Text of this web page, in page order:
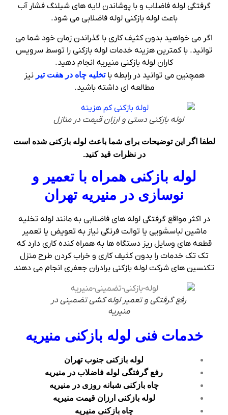
گرفتگی لوله فاضلاب و با پوشاندن لایه های شیلنگ فشار آب
باعث لوله بازکنی لوله فاضلابی می شود.
اگر می خواهید بدون کثیف کاری با گذراندن زمان خود شما می
توانید. با کمترین هزینه خدمات لوله بازکنی را توسط سرویس
کاران لوله بازکنی منیریه انجام دهید.
همچنین می توانید در رابطه باتخلیه چاه در هفت تیر نیز
مطالعه ای داشته باشید.
لوله بازکنی دستی و ارزان قیمت در منازل
لطفا اگر این توضیحات برای شما باعث لوله بازکنی شده است
در نظرات قید کنید.
لوله بازکنی همراه با تعمیر و
نوسازی در منیریه تهران
در اکثر مواقع گرفتگی لوله های فاضلابی به مانند لوله تخلیه
ماشین لباسشویی یا توالت فرنگی نیاز به تعویض یا تعمیر
قطعه های وسایل ریز دستگاه ها به همراه کنده کاری دارد که
تک تک خدمات را بدون کثیف کاری و خراب کردن طرح منزل
تکنسین های شرکت لوله بازکنی برادران جعفری انجام می دهند
رفع گرفتگی و تعمیر لوله کشی تضمینی در
منیریه
خدمات فنی لوله بازکنی منیریه
لوله بازکنی جنوب تهران
رفع گرفتگی لوله فاضلاب در منیریه
چاه بازکنی شبانه روزی در منیریه
لوله بازکنی ارزان قیمت منیریه
چاه بازکنی منیریه